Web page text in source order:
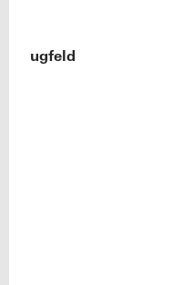
Flugfeld